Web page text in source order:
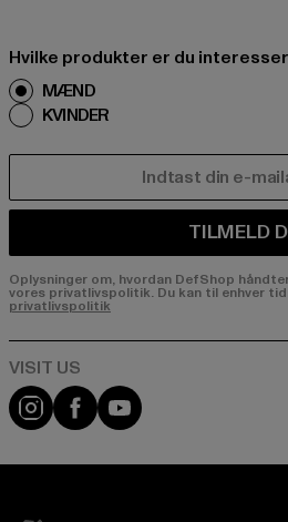
Hvilke produkter er du
MÆND
KVINDER
TILMELD
Oplysninger om, hvordan DefShop
vores privatlivspolitik. Du kan til enhver
privatlivspolitik
Visit our Instagram page:
Visit our Facebook
Visit our YouTube